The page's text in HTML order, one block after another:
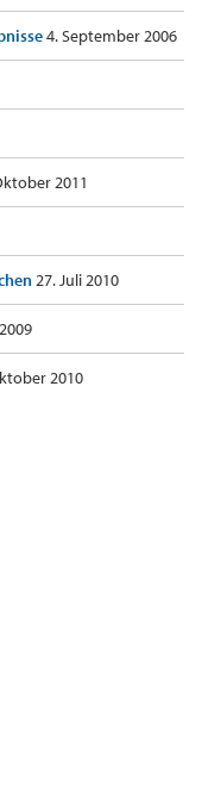
4. September 2006
2011
27. Juli 2010
2010